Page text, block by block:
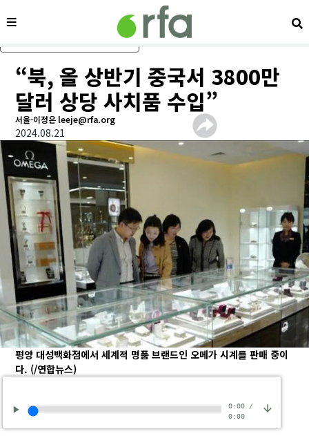
메인 콘텐츠로 건너뛰기
메뉴 검
“북, 올 상반기 중국서 3800만
달러 상당 사치품 수입”
서울-이정은 leeje@rfa.org
2024.08.21
평양 대성백화점에서 세계적 명품 브랜드인 오메가 시계를 판매 중이
다. (/연합뉴스)
0:00/
0:00